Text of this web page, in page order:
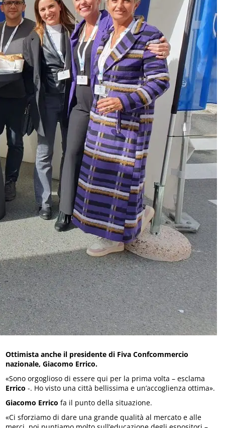
Ottimista anche il presidente di Fiva Confcommercio
nazionale, Giacomo Errico.
«Sono orgoglioso di essere qui per la prima volta – esclama
Errico -. Ho visto una città bellissima e un’accoglienza ottima».
Giacomo Errico fa il punto della situazione.
«Ci sforziamo di dare una grande qualità al mercato e alle